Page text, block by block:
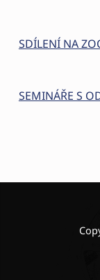
SDÍLENÍ NA
SEMINÁŘE S